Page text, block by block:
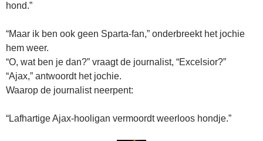
hond.”
“Maar ik ben ook geen Sparta-fan,” onderbreekt het jochie
hem weer.
“O, wat ben je dan?” vraagt de journalist, “Excelsior?”
“Ajax,” antwoordt het jochie.
Waarop de journalist neerpent:
“Lafhartige Ajax-hooligan vermoordt weerloos hondje.”